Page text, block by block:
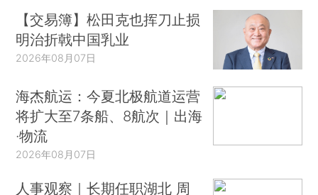
【交易簿】松田克也挥刀止损
明治折戟中国乳业
2026年08月07日
海杰航运：今夏北极航道运营
将扩大至7条船、8航次｜出海
·物流
2026年08月07日
人事观察｜长期任职湖北 周